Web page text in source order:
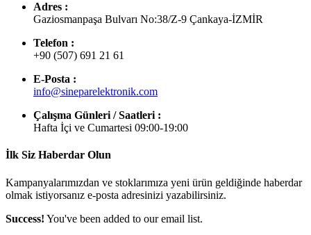
Adres :
Gaziosmanpaşa Bulvarı No:38/Z-9 Çankaya-İZMİR
Telefon :
+90 (507) 691 21 61
E-Posta :
info@sineparelektronik.com
Çalışma Günleri / Saatleri :
Hafta İçi ve Cumartesi 09:00-19:00
İlk Siz Haberdar Olun
Kampanyalarımızdan ve stoklarımıza yeni ürün geldiğinde haberdar
olmak istiyorsanız e-posta adresinizi yazabilirsiniz.
Success! You've been added to our email list.